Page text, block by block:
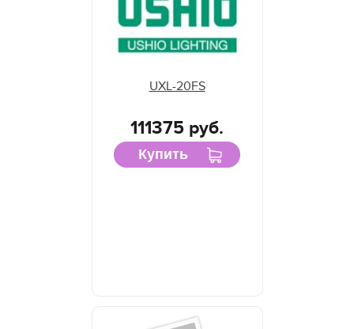
UXL-20FS
111375 руб.
Купить